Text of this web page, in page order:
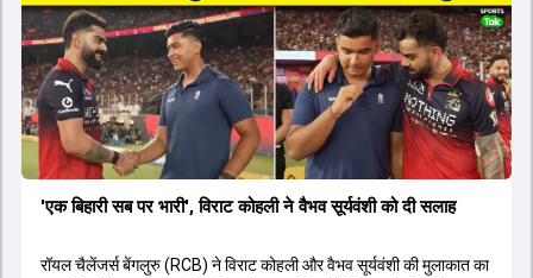
'एक बिहारी सब पर भारी', विराट कोहली ने वैभव सूर्यवंशी को दी सलाह
रॉयल चैलेंजर्स बेंगलुरु (RCB) ने विराट कोहली और वैभव सूर्यवंशी की मुलाकात का